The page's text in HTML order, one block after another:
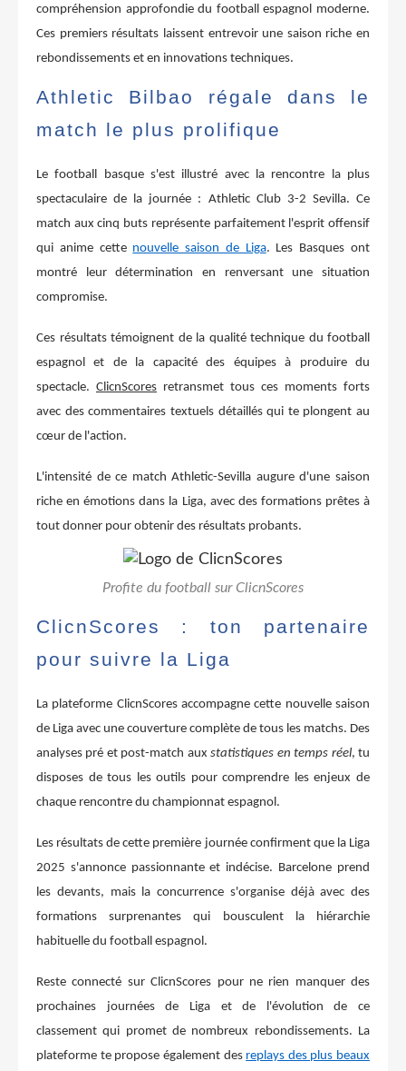
compréhension approfondie du football espagnol moderne.
Ces premiers résultats laissent entrevoir une saison riche en
rebondissements et en innovations techniques.
Athletic Bilbao régale dans le
match le plus prolifique
Le football basque s'est illustré avec la rencontre la plus
spectaculaire de la journée : Athletic Club 3-2 Sevilla. Ce
match aux cinq buts représente parfaitement l'esprit offensif
qui anime cette nouvelle saison de Liga. Les Basques ont
montré leur détermination en renversant une situation
compromise.
Ces résultats témoignent de la qualité technique du football
espagnol et de la capacité des équipes à produire du
spectacle. ClicnScores retransmet tous ces moments forts
avec des commentaires textuels détaillés qui te plongent au
cœur de l'action.
L'intensité de ce match Athletic-Sevilla augure d'une saison
riche en émotions dans la Liga, avec des formations prêtes à
tout donner pour obtenir des résultats probants.
Profite du football sur ClicnScores
ClicnScores : ton partenaire
pour suivre la Liga
La plateforme ClicnScores accompagne cette nouvelle saison
de Liga avec une couverture complète de tous les matchs. Des
analyses pré et post-match auxstatistiques en temps réel, tu
disposes de tous les outils pour comprendre les enjeux de
chaque rencontre du championnat espagnol.
Les résultats de cette première journée confirment que la Liga
2025 s'annonce passionnante et indécise. Barcelone prend
les devants, mais la concurrence s'organise déjà avec des
formations surprenantes qui bousculent la hiérarchie
habituelle du football espagnol.
Reste connecté sur ClicnScores pour ne rien manquer des
prochaines journées de Liga et de l'évolution de ce
classement qui promet de nombreux rebondissements. La
plateforme te propose également des replays des plus beaux